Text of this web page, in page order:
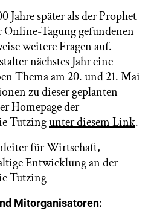
Jahre später als der Prophet
Online-Tagung gefundenen
weitere Fragen auf.
nächstes Jahr eine
Thema am 20. und 21. Mai
zu dieser geplanten
Homepage der
Tutzingunter diesem Link.
für Wirtschaft,
Entwicklung an der
Tutzing
Mitorganisatoren: